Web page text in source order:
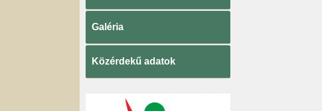
Galéria
Közérdekű adatok